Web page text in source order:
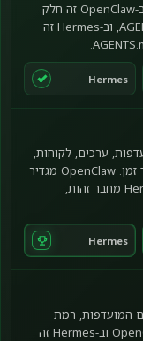
הסגנון והגבולות לפני שהסוכן מתחיל לעבוד. ב-OpenClaw זה חלק
מקבצי ה-workspace המוזרקים כמו AGENTS.md, וב-Hermes זה
Hermes
ערכים, לקוחות,
סגנון עבודה ודברים שהסוכן צריך לזכור לאורך זמן. OpenClaw מגדיר
את זה דרך USER.md ו-IDENTITY.md, ו-Hermes מחבר זהות,
Hermes
המועדפות, רמת
הפירוט והדברים שצריך להימנע מהם. ב-OpenClaw וב-Hermes זה